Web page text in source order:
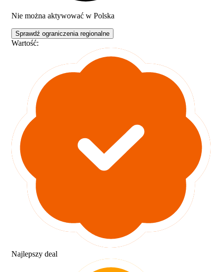
Nie można aktywować w Polska
Sprawdź ograniczenia regionalne
Wartość:
Najlepszy deal